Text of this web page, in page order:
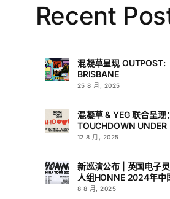
Recent
混凝草呈现 OUTPOST:
BRISBANE
25 8 月, 2025
混凝草 & YEG 联合呈现：
TOUCHDOWN UNDER
12 8 月, 2025
新巡演公布 | 英国电子
人组HONNE 2024年中
8 8 月, 2025